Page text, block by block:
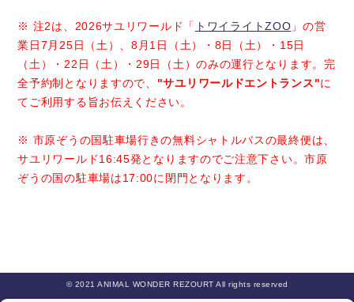
※ 注2は、2026サユリワールド「 トワイライトZOO 」の営
業日7月25日（土）、8月1日（土）・8日（土）・15日
（土）・22日（土）・29日（土）のみの運行となります。完
全予約制となりますので、 "サユリワールドエントランス"に
てご利用する旨お伝えください。
※ 市原ぞうの国駐車場行きの無料シャトルバスの最終便は、
サユリワールド16:45発となりますのでご注意下さい。市原
ぞうの国の駐車場は17:00に閉門となります。
© 2021 ANIMAL WONDER REZOURT All rights reserved